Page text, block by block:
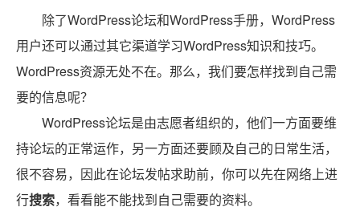
除了WordPress论坛和WordPress手册，WordPress
用户还可以通过其它渠道学习WordPress知识和技巧。
WordPress资源无处不在。那么，我们要怎样找到自己需
要的信息呢？
WordPress论坛是由志愿者组织的，他们一方面要维
持论坛的正常运作，另一方面还要顾及自己的日常生活，
很不容易，因此在论坛发帖求助前，你可以先在网络上进
行搜索，看看能不能找到自己需要的资料。